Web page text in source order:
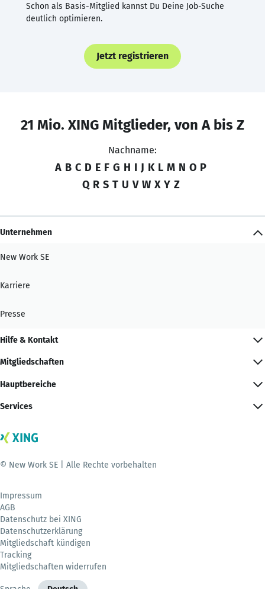
Schon als Basis-Mitglied kannst Du Deine Job-Suche
deutlich optimieren.
Jetzt registrieren
21 Mio. XING Mitglieder, von A bis Z
Nachname:
A B C D E F G H I J K L M N O P
Q R S T U V W X Y Z
Unternehmen
New Work SE
Karriere
Presse
Hilfe & Kontakt
Mitgliedschaften
Hauptbereiche
Services
© New Work SE | Alle Rechte vorbehalten
Impressum
AGB
Datenschutz bei XING
Datenschutzerklärung
Mitgliedschaft kündigen
Tracking
Mitgliedschaften widerrufen